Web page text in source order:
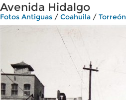
Avenida Hidalgo
Fotos Antiguas / Coahuila / Torreón